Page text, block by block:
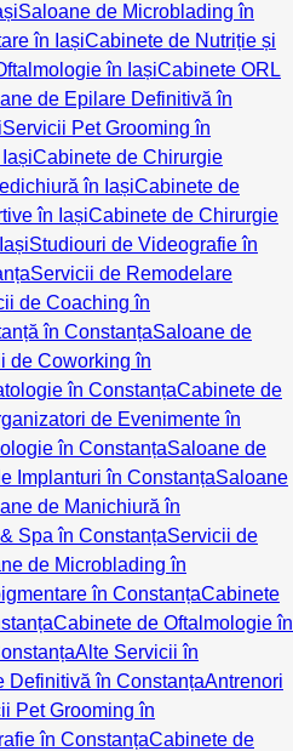
Saloane de Microblading în
în IașiCabinete de Nutriție și
în IașiCabinete ORL
de Epilare Definitivă în
Servicii Pet Grooming în
Cabinete de Chirurgie
în IașiCabinete de
în IașiCabinete de Chirurgie
Studiouri de Videografie în
Servicii de Remodelare
de Coaching în
în ConstanțaSaloane de
de Coworking în
în ConstanțaCabinete de
de Evenimente în
în ConstanțaSaloane de
Implanturi în ConstanțaSaloane
de Manichiură în
Spa în ConstanțaServicii de
de Microblading în
în ConstanțaCabinete
Cabinete de Oftalmologie în
Alte Servicii în
Definitivă în ConstanțaAntrenori
Pet Grooming în
în ConstanțaCabinete de